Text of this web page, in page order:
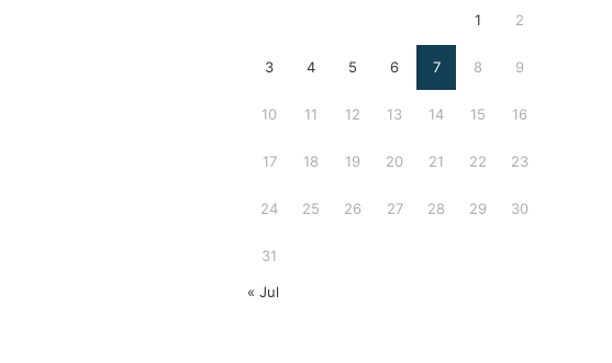
1 2
3 4 5 6 7 8 9
10 11 12 13 14 15 16
17 18 19 20 21 22 23
24 25 26 27 28 29 30
31
« Jul